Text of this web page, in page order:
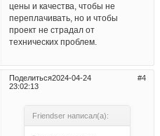
цены и качества, чтобы не
переплачивать, но и чтобы
проект не страдал от
технических проблем.
Поделиться 4
2024-04-24
23:02:13
Friendser написал(а):